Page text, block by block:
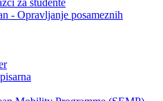
- Opravljanje posameznih